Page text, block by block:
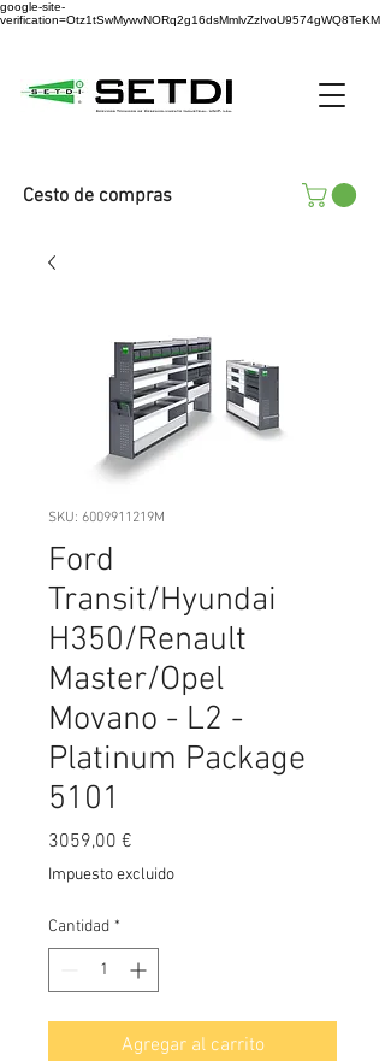
google-site-
verification=Otz1tSwMywvNORq2g16dsMmlvZzIvoU9574gWQ8TeKM
Cesto de compras
SKU: 6009911219M
Ford
Transit/Hyundai
H350/Renault
Master/Opel
Movano - L2 -
Platinum Package
5101
3059,00 €
Impuesto excluido
Cantidad *
Agregar al carrito